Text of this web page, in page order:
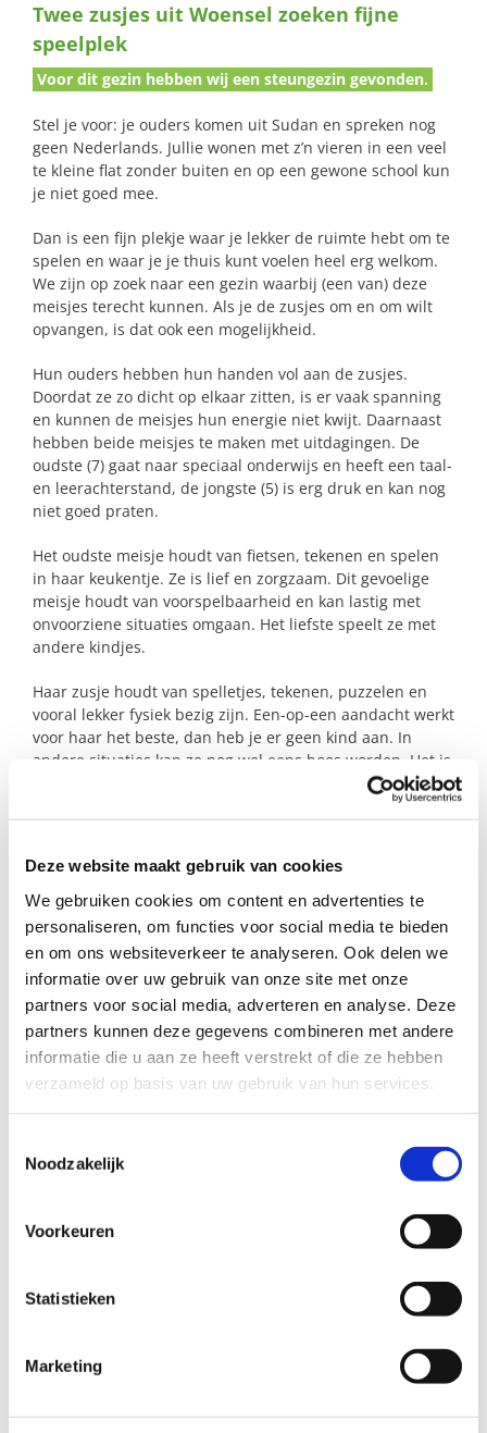
Deze website maakt gebruik van cookies
We gebruiken cookies om content en advertenties te
personaliseren, om functies voor social media te bieden
en om ons websiteverkeer te analyseren. Ook delen we
informatie over uw gebruik van onze site met onze
partners voor social media, adverteren en analyse. Deze
partners kunnen deze gegevens combineren met andere
informatie die u aan ze heeft verstrekt of die ze hebben
verzameld op basis van uw gebruik van hun services.
Noodzakelijk
Voorkeuren
Statistieken
Marketing
naar:
Twee zusjes uit Woensel zoeken fijne
speelplek
Voor dit gezin hebben wij een steungezin gevonden.
Stel je voor: je ouders komen uit Sudan en spreken nog
geen Nederlands. Jullie wonen met z’n vieren in een veel
te kleine flat zonder buiten en op een gewone school kun
je niet goed mee.
Dan is een fijn plekje waar je lekker de ruimte hebt om te
spelen en waar je je thuis kunt voelen heel erg welkom.
We zijn op zoek naar een gezin waarbij (een van) deze
meisjes terecht kunnen. Als je de zusjes om en om wilt
opvangen, is dat ook een mogelijkheid.
Hun ouders hebben hun handen vol aan de zusjes.
Doordat ze zo dicht op elkaar zitten, is er vaak spanning
en kunnen de meisjes hun energie niet kwijt. Daarnaast
hebben beide meisjes te maken met uitdagingen. De
oudste (7) gaat naar speciaal onderwijs en heeft een taal-
en leerachterstand, de jongste (5) is erg druk en kan nog
niet goed praten.
Het oudste meisje houdt van fietsen, tekenen en spelen
in haar keukentje. Ze is lief en zorgzaam. Dit gevoelige
meisje houdt van voorspelbaarheid en kan lastig met
onvoorziene situaties omgaan. Het liefste speelt ze met
andere kindjes.
Haar zusje houdt van spelletjes, tekenen, puzzelen en
vooral lekker fysiek bezig zijn. Een-op-een aandacht werkt
voor haar het beste, dan heb je er geen kind aan. In
andere situaties kan ze nog wel eens boos worden. Het is
fijn als je hier goed en rustig mee om kan gaan.
jullie mogen oefenen. Dat gaat spelenderwijs door
bijvoorbeeld liedjes te zingen of samen een boekje te
lezen. En verder gewoon lekker samen kletsen. Je hoeft
hier dus geen speciale opleiding voor te hebben gevolgd.
Een ding is zeker: met een relatief kleine inspanning kun
je voor deze meisjes en hun ouders enorm van betekenis
zijn.
Kunnen jullie dit bieden?
Profiel steungezin
afwisselend);
Dat bij voorkeur zelf jonge kinderen heeft.